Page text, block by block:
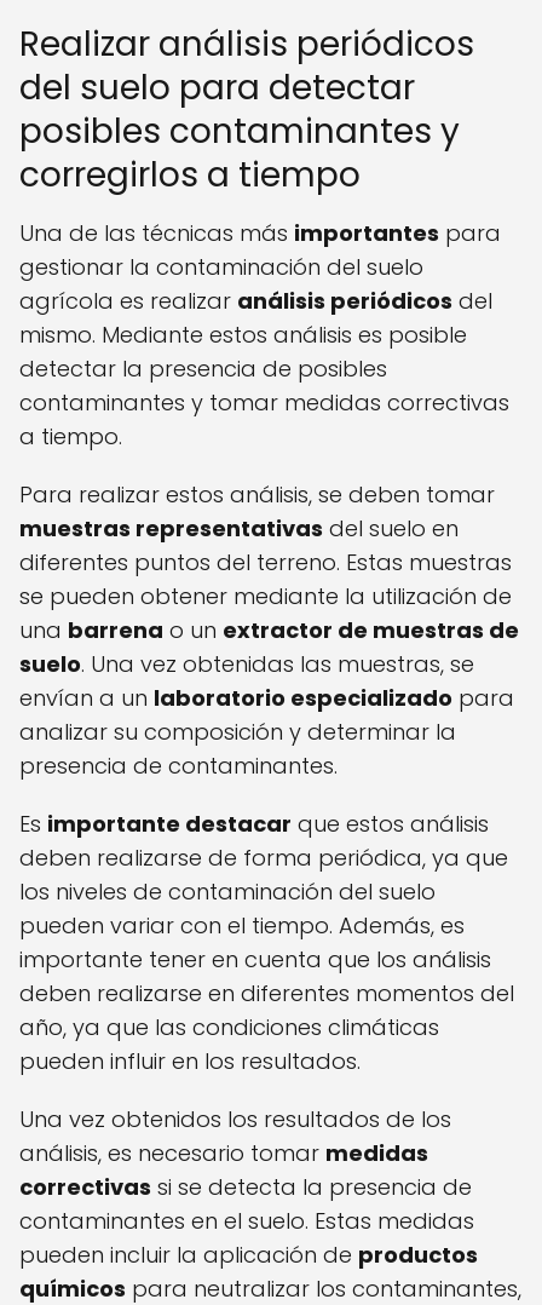
Realizar análisis periódicos
del suelo para detectar
posibles contaminantes y
corregirlos a tiempo
Una de las técnicas más importantes para
gestionar la contaminación del suelo
agrícola es realizar análisis periódicos del
mismo. Mediante estos análisis es posible
detectar la presencia de posibles
contaminantes y tomar medidas correctivas
a tiempo.
Para realizar estos análisis, se deben tomar
muestras representativas del suelo en
diferentes puntos del terreno. Estas muestras
se pueden obtener mediante la utilización de
una barrena o un extractor de muestras de
suelo. Una vez obtenidas las muestras, se
envían a un laboratorio especializado para
analizar su composición y determinar la
presencia de contaminantes.
Es importante destacar que estos análisis
deben realizarse de forma periódica, ya que
los niveles de contaminación del suelo
pueden variar con el tiempo. Además, es
importante tener en cuenta que los análisis
deben realizarse en diferentes momentos del
año, ya que las condiciones climáticas
pueden influir en los resultados.
Una vez obtenidos los resultados de los
análisis, es necesario tomar medidas
correctivas si se detecta la presencia de
contaminantes en el suelo. Estas medidas
pueden incluir la aplicación de productos
químicos para neutralizar los contaminantes,